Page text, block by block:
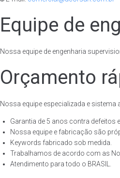
Equipe de
Nossa equipe de engenharia
Orçamento
Nossa equipe especializada e
Garantia de 5 anos contra defeitos
Nossa equipe e fabricação são
Keywords fabricado sob medida.
Trabalhamos de acordo com as
Atendimento para todo o BRASIL.